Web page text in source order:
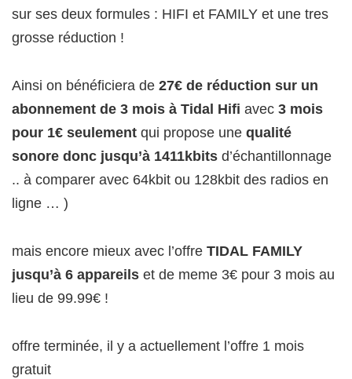
sur ses deux formules : HIFI et FAMILY et une tres
grosse réduction !
Ainsi on bénéficiera de 27€ de réduction sur un
abonnement de 3 mois à Tidal Hifi avec 3 mois
pour 1€ seulement qui propose une qualité
sonore donc jusqu’à 1411kbits d’échantillonnage
.. à comparer avec 64kbit ou 128kbit des radios en
ligne … )
mais encore mieux avec l’offre TIDAL FAMILY
jusqu’à 6 appareils et de meme 3€ pour 3 mois au
lieu de 99.99€ !
offre terminée, il y a actuellement l’offre 1 mois
gratuit